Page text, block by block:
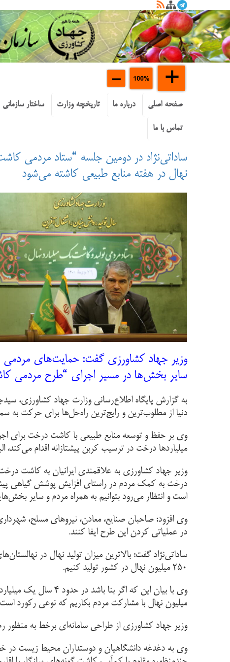
صفحه اصلی درباره ما تاریخچه وزارت ساختار سازمانی
تماس با ما
نهال در هفته منابع طبیعی کاشته می‌شود
وزیر جهاد کشاورزی گفت: حمایت‌های مردمی
سایر بخش‌ها در مسیر اجرای “طرح مردمی
به گزارش پایگاه اطلاع‌رسانی وزارت جهاد کشاورزی،
دنیا از مطلوب‌ترین و رایج‌ترین راه‌حل‌ها برای حرکت
وی بر حفظ و توسعه منابع طبیعی با کاشت درخت برای
میلیاردها درخت در ترسیب کربن پیشتازانه اقدام
وزیر جهاد کشاورزی به علاقمندی ایرانیان به کاشت
درخت به کمک مردم در راستای افزایش پوشش گیاهی
است و انتظار می‌رود بتوانیم به همراه مردم و سایر
وی افزود: صاحبان صنایع، معادن، نیروهای مسلح،
در عملیاتی کردن این طرح ایفا ‌کنند.
۲۵۰ میلیون نهال در کشور تولید کنیم
.
میلیون نهال با مشارکت مردم بکاریم که نوعی رکورد است و در سال آینده به ۲۵۰
وزیر جهاد کشاورزی از طراحی سامانه‌ای برخط به
وی به دغدغه دانشگاهیان و دوستداران محیط زیست در